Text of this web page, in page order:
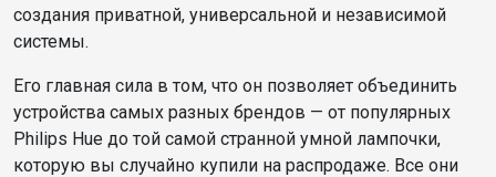
создания приватной, универсальной и независимой
системы.
Его главная сила в том, что он позволяет объединить
устройства самых разных брендов — от популярных
Philips Hue до той самой странной умной лампочки,
которую вы случайно купили на распродаже. Все они